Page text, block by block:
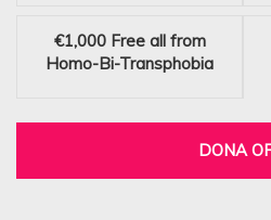
€1,000 Free all from
Homo-Bi-Transphobia
DONA